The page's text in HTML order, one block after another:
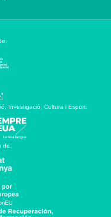
Investigació, Cultura i Esport:
de: